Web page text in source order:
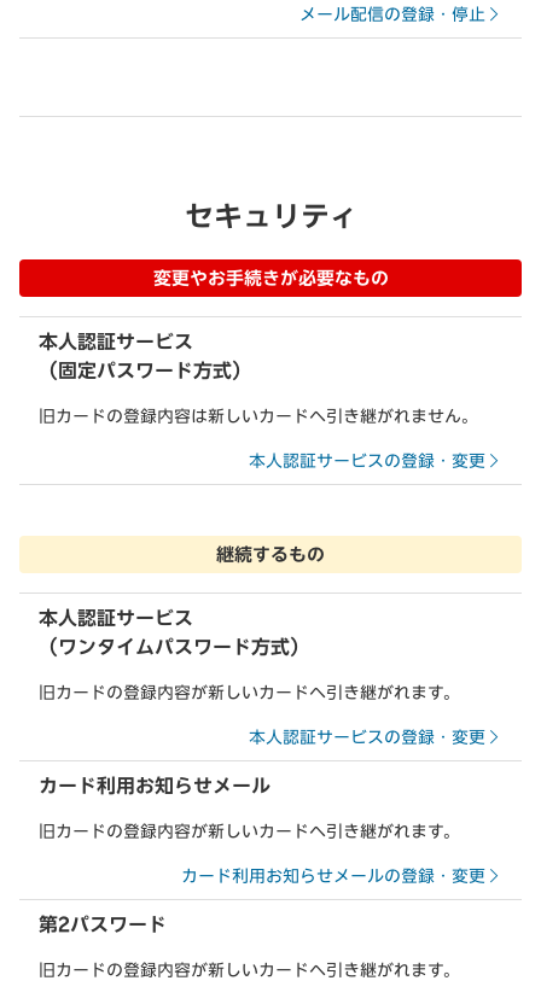
メール配信の登録・停止
セキュリティ
変更やお手続きが必要なもの
本人認証サービス
（固定パスワード方式）
旧カードの登録内容は新しいカードへ引き継がれません。
本人認証サービスの登録・変更
継続するもの
本人認証サービス
（ワンタイムパスワード方式）
旧カードの登録内容が新しいカードへ引き継がれます。
本人認証サービスの登録・変更
カード利用お知らせメール
旧カードの登録内容が新しいカードへ引き継がれます。
カード利用お知らせメールの登録・変更
第2パスワード
旧カードの登録内容が新しいカードへ引き継がれます。